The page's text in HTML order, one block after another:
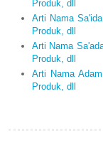
Produk, dll
Arti Nama
Produk, dll
Arti Nama
Produk, dll
Arti Nama
Produk, dll